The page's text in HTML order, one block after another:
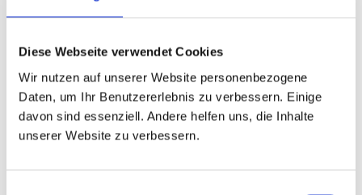
Diese Webseite verwendet Cookies
Wir nutzen auf unserer Website personenbezogene
Daten, um Ihr Benutzererlebnis zu verbessern. Einige
davon sind essenziell. Andere helfen uns, die Inhalte
unserer Website zu verbessern.
Trainingseinheiten: 20
mit Raphaela Orth
Präsenzkurs